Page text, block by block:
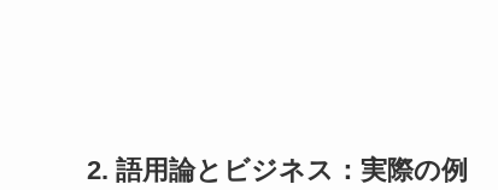
2. 語用論とビジネス：実際の例